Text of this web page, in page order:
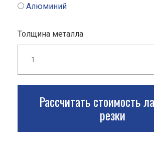
Алюминий
Толщина металла
Рассчитать стоимость
резки